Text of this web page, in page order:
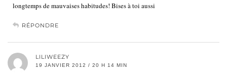
longtemps de mauvaises habitudes! Bises à toi aussi
RÉPONDRE
LILIWEEZY
19 JANVIER 2012 / 20 H 14 MIN